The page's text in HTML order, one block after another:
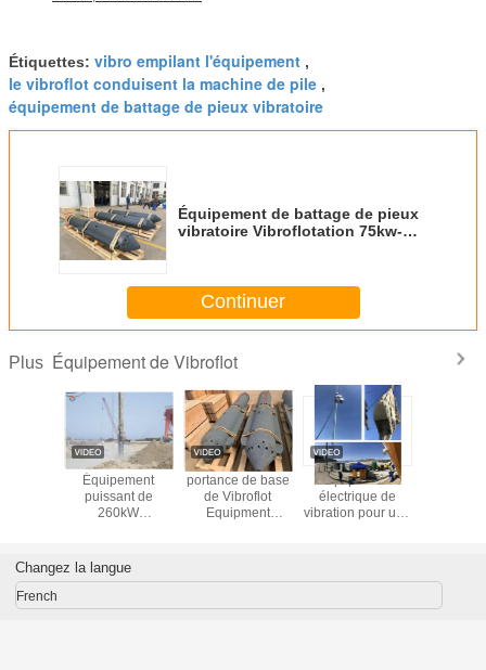
Étiquettes: vibro empilant l'équipement ,
le vibroflot conduisent la machine de pile ,
équipement de battage de pieux vibratoire
Équipement de battage de pieux
vibratoire Vibroflotation 75kw-
Continuer
Plus Équipement de Vibroflot
Équipement
puissant de
260kW
bourreur de vibro
de construction
portance de base
de Vibroflot
Equipment
Équipement
électrique de
vibration pour une
environnements
Changez la langue
French